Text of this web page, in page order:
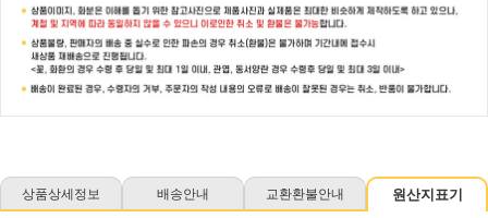
상품상세정보 배송안내 교환환불안내 원산지표기